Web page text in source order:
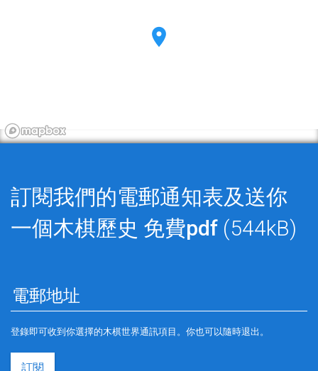
訂閱我們的電郵通知表及送你
一個木棋歷史 免費pdf (544kB)
登錄即可收到你選擇的木棋世界通訊項目。你也可以隨時退出。
訂閱